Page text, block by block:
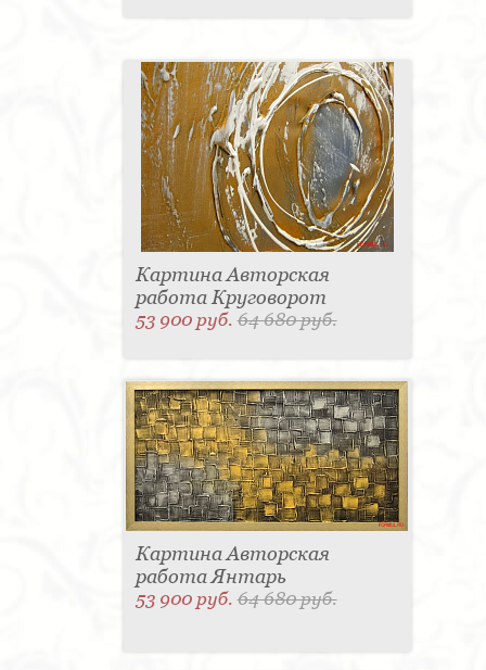
Картина Авторская
работа Круговорот
53 900 руб.64 680 руб.
Картина Авторская
работа Янтарь
53 900 руб.64 680 руб.